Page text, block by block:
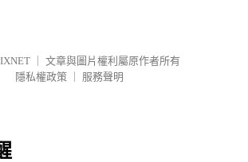
文章與圖片權利屬原作者所有
隱私權政策
服務聲明